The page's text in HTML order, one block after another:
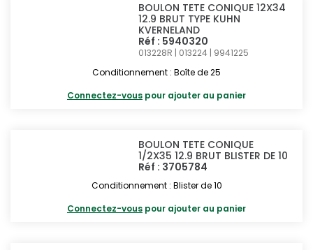
BOULON TETE CONIQUE 12X34
12.9 BRUT TYPE KUHN
KVERNELAND
Réf : 5940320
013228R | 013224 | 9941225
Conditionnement : Boîte de 25
Connectez-vous pour ajouter au panier
BOULON TETE CONIQUE
1/2X35 12.9 BRUT BLISTER DE 10
Réf : 3705784
Conditionnement : Blister de 10
Connectez-vous pour ajouter au panier